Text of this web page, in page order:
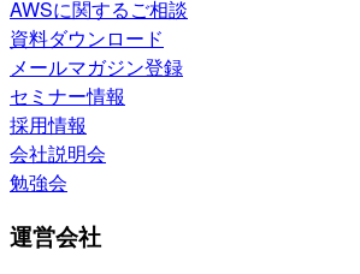
AWSに関するご相談
資料ダウンロード
メールマガジン登録
セミナー情報
採用情報
会社説明会
勉強会
運営会社